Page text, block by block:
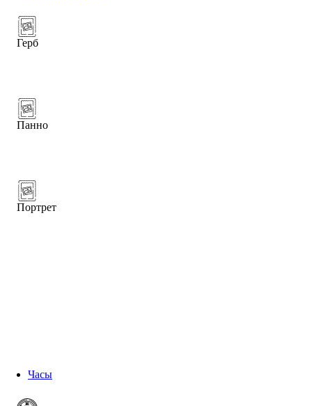
Герб
Панно
Портрет
Часы